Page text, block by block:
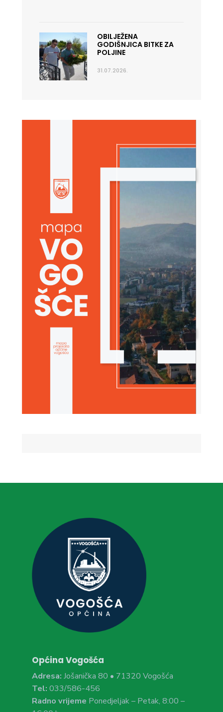
OBILJEŽENA
GODIŠNJICA BITKE ZA
POLJINE
31.07.2026.
Općina Vogošća
Adresa: Jošanička 80 • 71320 Vogošća
Tel: 033/586-456
Radno vrijeme Ponedjeljak – Petak, 8:00 –